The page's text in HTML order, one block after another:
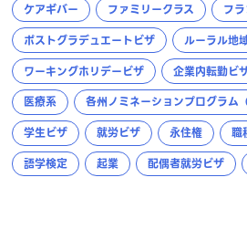
ケアギバー
ファミリークラス
フ
ポストグラデュエートビザ
ルーラル地
ワーキングホリデービザ
企業内転勤ビ
医療系
各州ノミネーションプログラム
学生ビザ
就労ビザ 永住権 職
語学検定
起業 配偶者就労ビザ